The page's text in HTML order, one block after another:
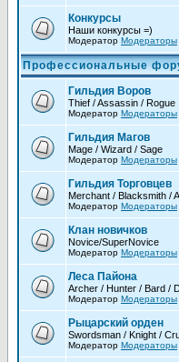
Конкурсы
Наши конкурсы =)
Модератор Модераторы
Профессиональные
Гильдия Воров
Thief / Assassin / Rogue
Модератор Модераторы
Гильдия Магов
Mage / Wizard / Sage
Модератор Модераторы
Гильдия Торговцев
Merchant / Blacksmith /
Модератор Модераторы
Клан новичков
Novice/SuperNovice
Модератор Модераторы
Леса Пайона
Archer / Hunter / Bard /
Модератор Модераторы
Рыцарский орден
Swordsman / Knight /
Модератор Модераторы